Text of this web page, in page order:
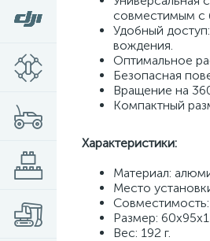
совместимым с
Удобный
вождения.
Оптимальное
Безопасная
Вращение на
Компактный
Характеристики:
Материал:
Место
Размер:
Вес: 192 г.